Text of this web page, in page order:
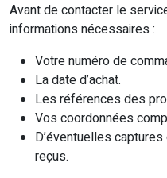
Avant de contacter le
informations nécessaires :
Votre numéro de
La date d’achat.
Les références des
Vos coordonnées
D’éventuelles
reçus.